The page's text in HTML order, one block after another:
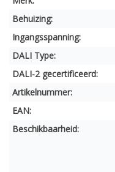
Behuizing:
Ingangsspanning:
DALI Type:
DALI-2 gecertificeerd:
Artikelnummer:
EAN:
Beschikbaarheid: